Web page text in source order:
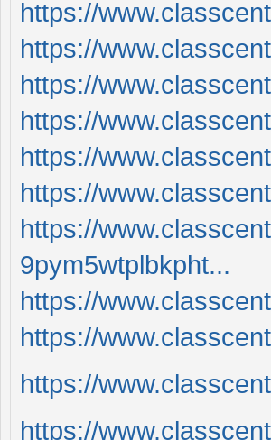
https://
https://
https://
https://
https://
https://
https://
9pym5wtplbkpht...
https://
https://
https://
https://